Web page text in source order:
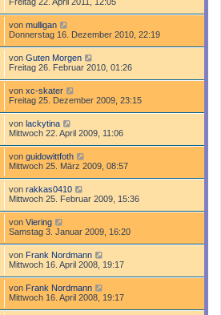
von mulligan
Donnerstag 16. Dezember 2010, 22:19
von Guten Morgen
Freitag 26. Februar 2010, 01:26
von xc-skater
Freitag 25. Dezember 2009, 23:15
von lackytina
Mittwoch 22. April 2009, 11:06
von guidowittfoth
Mittwoch 25. März 2009, 08:57
von rakkas0410
Mittwoch 25. Februar 2009, 15:36
von Viering
Samstag 3. Januar 2009, 16:20
von Frank Nordmann
Mittwoch 16. April 2008, 19:17
von Frank Nordmann
Mittwoch 16. April 2008, 19:17